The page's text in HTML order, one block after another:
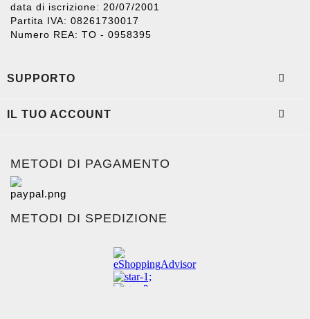
data di iscrizione: 20/07/2001
Partita IVA: 08261730017
Numero REA: TO - 0958395
SUPPORTO 
IL TUO ACCOUNT 
METODI DI PAGAMENTO
METODI DI SPEDIZIONE